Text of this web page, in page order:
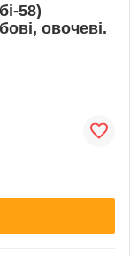
58)
овочеві.